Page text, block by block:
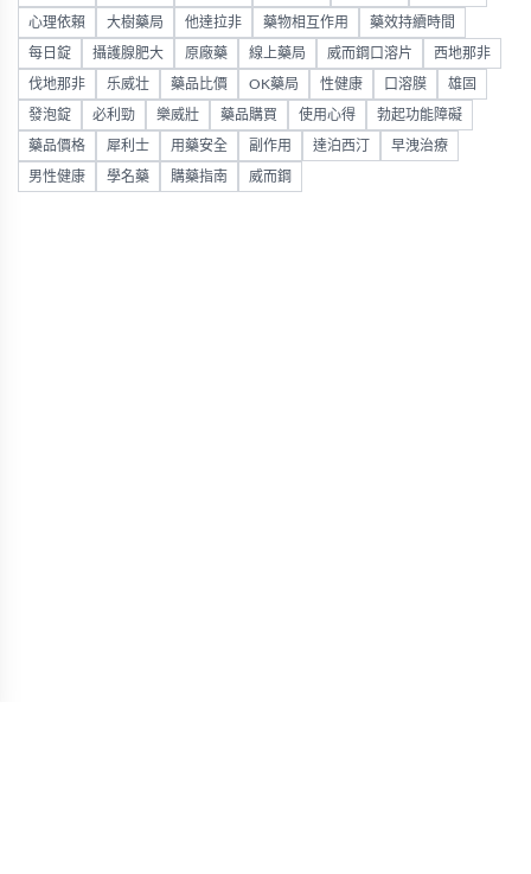
心理依賴 大樹藥局 他達拉非 藥物相互作用 藥效持續時間
每日錠 攝護腺肥大 原廠藥 線上藥局 威而鋼口溶片 西地那非
伐地那非 乐威壮 藥品比價 OK藥局 性健康 口溶膜 雄固
發泡錠 必利勁 樂威壯 藥品購買 使用心得 勃起功能障礙
藥品價格 犀利士 用藥安全 副作用 達泊西汀 早洩治療
男性健康 學名藥 購藥指南 威而鋼